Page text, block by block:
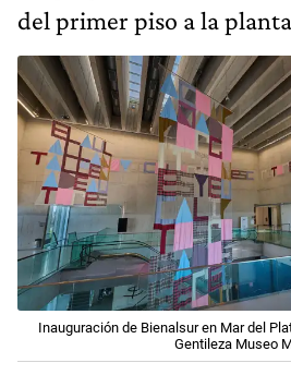
del primer piso a la
Inauguración de Bienalsur en Mar del
Gentileza Museo